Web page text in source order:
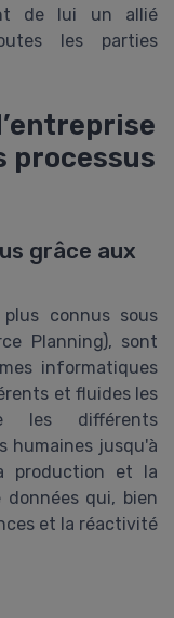
de lui un allié
les parties
processus
grâce aux
connus sous
Planning), sont
informatiques
et fluides les
les différents
humaines jusqu'à
production et la
données qui, bien
et la réactivité